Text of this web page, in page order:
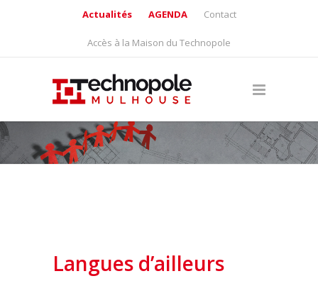
Actualités AGENDA Contact
Accès à la Maison du Technopole
Langues d’ailleurs